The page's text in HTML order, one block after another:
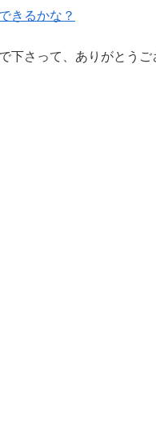
きるかな？
下さって、ありがとうご